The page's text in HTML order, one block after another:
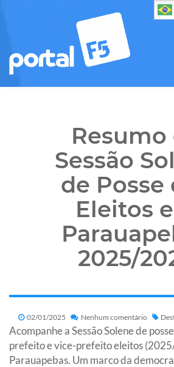
Resumo
Sessão
de Posse
Eleitos
2025/
02/01/2025 Nenhum comentário
Acompanhe a Sessão Solene de
prefeito e vice-prefeito eleitos
Parauapebas. Um marco da